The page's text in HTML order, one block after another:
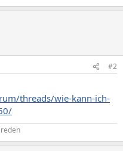
#2
threads/wie-kann-ich-